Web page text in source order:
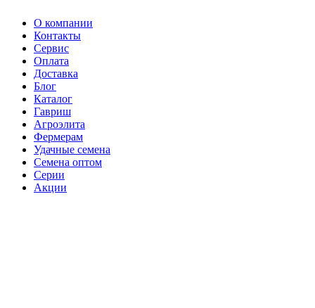
О компании
Контакты
Сервис
Оплата
Доставка
Блог
Каталог
Гавриш
Агроэлита
Фермерам
Удачные семена
Семена оптом
Серии
Акции